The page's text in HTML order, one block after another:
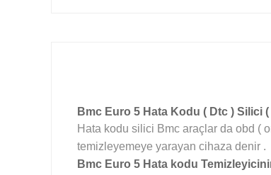
Bmc Euro 5 Hata Kodu ( Dtc ) Silici
Hata kodu silici Bmc araçlar da obd (
temizleyemeye yarayan cihaza denir .
Bmc Euro 5 Hata kodu